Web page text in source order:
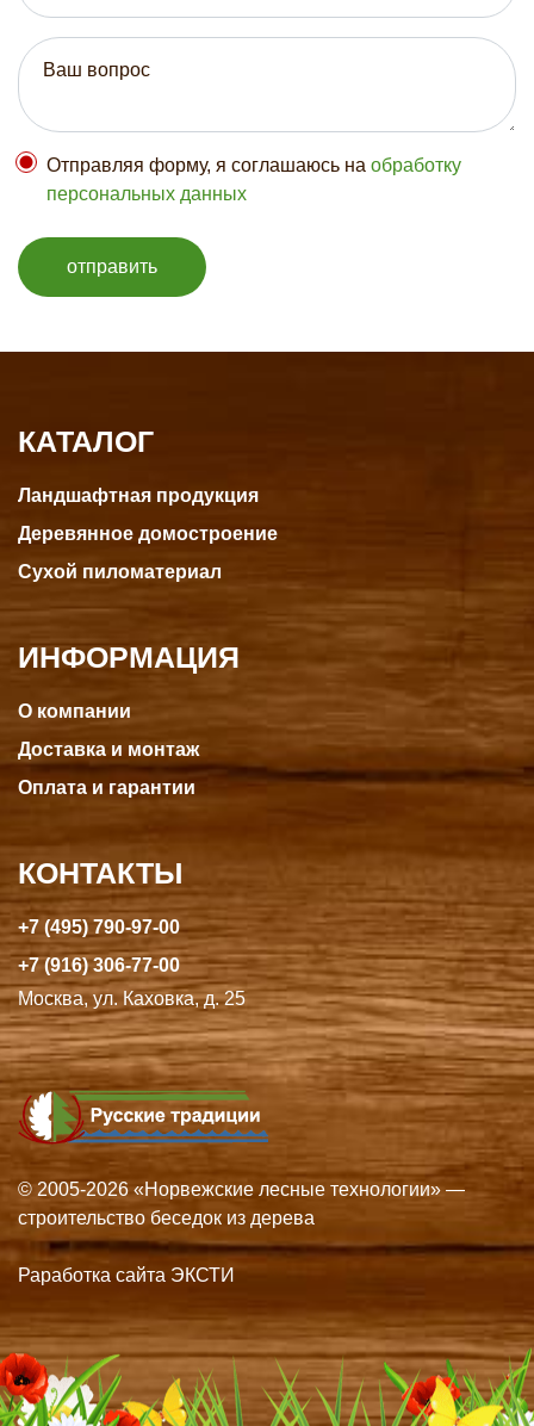
Отправляя форму, я соглашаюсь на обработку
персональных данных
отправить
КАТАЛОГ
Ландшафтная продукция
Деревянное домостроение
Сухой пиломатериал
ИНФОРМАЦИЯ
О компании
Доставка и монтаж
Оплата и гарантии
КОНТАКТЫ
+7 (495) 790-97-00
+7 (916) 306-77-00
Москва, ул. Каховка, д. 25
© 2005-2026 «Норвежские лесные технологии» —
строительство беседок из дерева
Раработка сайта ЭКСТИ